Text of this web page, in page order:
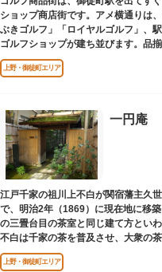
ショップ商店街です。アメ横通りは
ぶきゴルフ」「ロイヤルゴルフ」、
ゴルフショップが建ち並びます。品
わっています。
上野・御徒町エリア
一円庵
江戸千家の祖川上不白が関宿藩主久
で、明治2年（1869）に現在地に移
の三畳台目の茶室と同じ建て方とい
不白は千家の茶を普及させ、大衆の
江戸千家を広める拠点となりました。
上野・御徒町エリア